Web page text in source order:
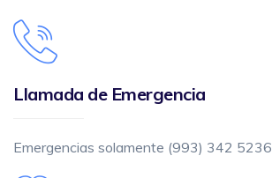
Llamada de Emergencia
Emergencias solamente (993) 342 5236